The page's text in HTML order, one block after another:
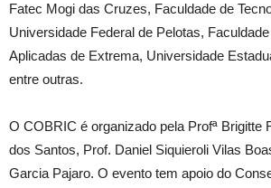
Fatec Mogi das Cruzes, Faculdade de
Universidade Federal de Pelotas,
Aplicadas de Extrema, Universidade
entre outras.
O COBRIC é organizado pela Profª Brigitte
dos Santos, Prof. Daniel Siquieroli Vilas
Garcia Pajaro. O evento tem apoio do